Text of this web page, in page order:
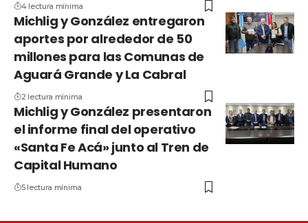
4 lectura mínima
Michlig y González entregaron
aportes por alrededor de 50
millones para las Comunas de
Aguará Grande y La Cabral
2 lectura mínima
Michlig y González presentaron
el informe final del operativo
«Santa Fe Acá» junto al Tren de
Capital Humano
5 lectura mínima